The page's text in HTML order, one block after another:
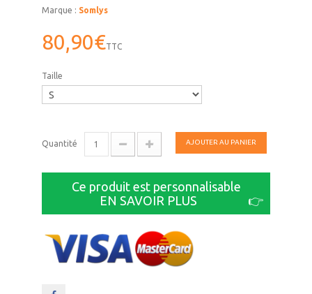
Marque : Somlys
80,90€TTC
Taille
Quantité AJOUTER AU PANIER
Ce produit est personnalisable
EN SAVOIR PLUS
👉